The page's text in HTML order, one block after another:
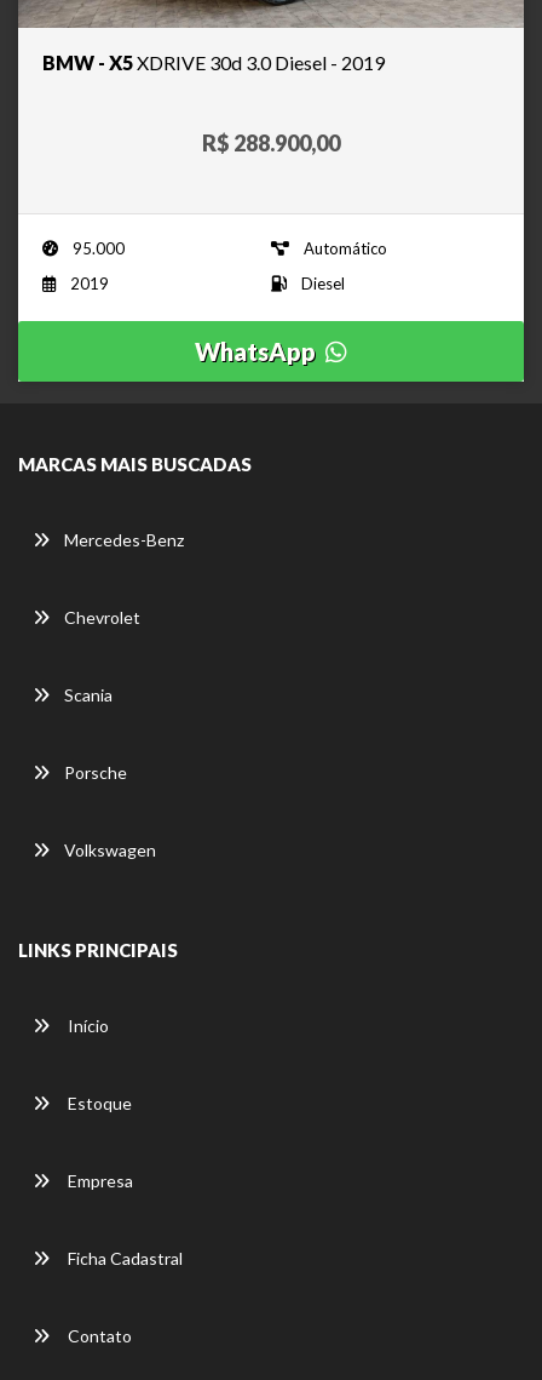
BMW - X5XDRIVE 30d 3.0 Diesel - 2019
R$ 288.900,00
95.000
Automático
2019
Diesel
WhatsApp
MARCAS MAIS BUSCADAS
Mercedes-Benz
Chevrolet
Scania
Porsche
Volkswagen
LINKS PRINCIPAIS
Início
Estoque
Empresa
Ficha Cadastral
Contato